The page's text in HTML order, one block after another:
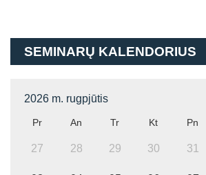
SEMINARŲ KALENDORIUS
2026 m. rugpjūtis
Pr An Tr Kt Pn
27 28 29 30 31